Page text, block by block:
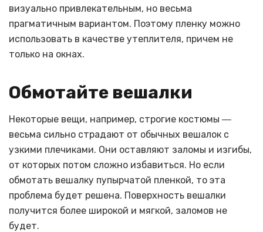
визуально привлекательным, но весьма
прагматичным вариантом. Поэтому пленку можно
использовать в качестве утеплителя, причем не
только на окнах.
Обмотайте вешалки
Некоторые вещи, например, строгие костюмы ―
весьма сильно страдают от обычных вешалок с
узкими плечиками. Они оставляют заломы и изгибы,
от которых потом сложно избавиться. Но если
обмотать вешалку пупырчатой пленкой, то эта
проблема будет решена. Поверхность вешалки
получится более широкой и мягкой, заломов не
будет.